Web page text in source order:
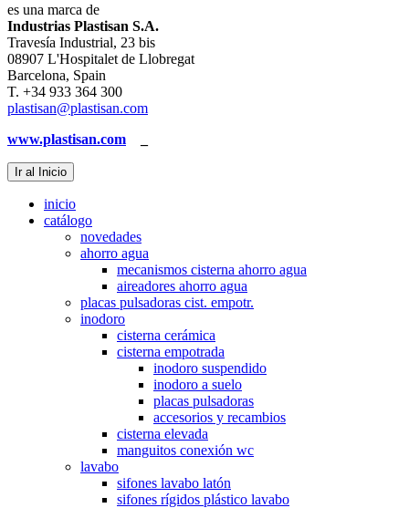
es una marca de
Industrias Plastisan S.A.
Travesía Industrial, 23 bis
08907 L'Hospitalet de Llobregat
Barcelona, Spain
T. +34 933 364 300
plastisan@plastisan.com
www.plastisan.com
Ir al Inicio
inicio
catálogo
novedades
ahorro agua
mecanismos cisterna ahorro agua
aireadores ahorro agua
placas pulsadoras cist. empotr.
inodoro
cisterna cerámica
cisterna empotrada
inodoro suspendido
inodoro a suelo
placas pulsadoras
accesorios y recambios
cisterna elevada
manguitos conexión wc
lavabo
sifones lavabo latón
sifones rígidos plástico lavabo